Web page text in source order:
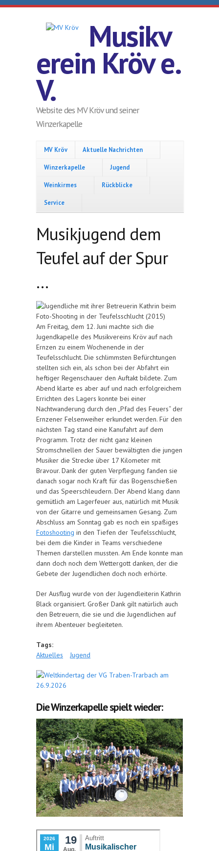
Direkt zum Inhalt
Musikv
erein Kröv e.
V.
Website des MV Kröv und seiner
Winzerkapelle
MV Kröv Aktuelle Nachrichten
Winzerkapelle Jugend
Weinkirmes Rückblicke
Service
Musikjugend dem
Teufel auf der Spur
…
Am Freitag, dem 12. Juni machte sich die
Jugendkapelle des Musikvereins Kröv auf nach
Ernzen zu einem Wochenende in der
Teufelsschlucht. Die schlimmsten Befürchtungen
stellten sich ein, als schon bei der Abfahrt ein
heftiger Regenschauer den Auftakt bildete. Zum
Abend klarte es aber auf und nach erfolgreichem
Errichten des Lagers konnte bei einer
Nachtwanderung durch den „Pfad des Feuers“ der
Ernzener Felsenweiher erkundet werden. Für den
nächsten Tag stand eine Kanufahrt auf dem
Programm. Trotz der nicht ganz kleinen
Stromschnellen der Sauer bewältigten die jungen
Musiker die Strecke über 17 Kilometer mit
Bravour. Dank der guten Verpflegung fanden sie
danach sogar noch Kraft für das Bogenschießen
und das Speerschleudern. Der Abend klang dann
gemütlich am Lagerfeuer aus, natürlich mit Musik
von der Gitarre und gemeinsamen Gesang. Zum
Abschluss am Sonntag gab es noch ein spaßiges
Fotoshooting in den Tiefen der Teufelsschlucht,
bei dem die Kinder in Teams verschiedene
Themen darstellen mussten. Am Ende konnte man
dann doch noch dem Wettergott danken, der die
Gebete der Jugendlichen doch noch erhörte.
Der Ausflug wurde von der Jugendleiterin Kathrin
Black organisiert. Großer Dank gilt natürlich auch
den Betreuern, die sie und die Jugendlichen auf
ihrem Abenteuer begleiteten.
Tags:
Aktuelles
Jugend
Die Winzerkapelle spielt wieder: